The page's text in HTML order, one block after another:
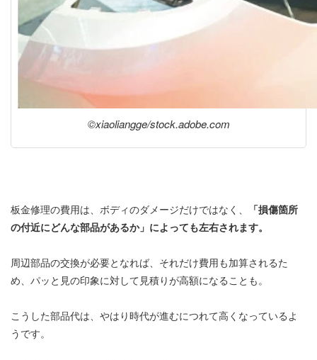
©xiaoliangge/stock.adobe.com
板金修理の費用は、ボディのダメージだけではなく、
「損傷箇所
の付近にどんな部品があるか」によっても左右されます。
周辺部品の交換が必要となれば、それだけ費用も加算されるた
め、パッと見の印象に対して見積りが高額になることも。
こうした部品代は、やはり時代が進むにつれて高くなっているよ
うです。